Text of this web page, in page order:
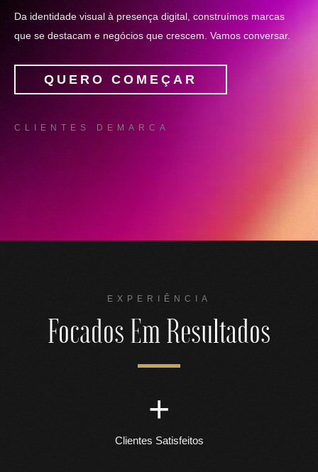
Da identidade visual à presença digital, construímos marcas
que se destacam e negócios que crescem. Vamos conversar.
QUERO COMEÇAR
CLIENTES DEMARCA
EXPERIÊNCIA
Focados Em Resultados
Clientes Satisfeitos
+